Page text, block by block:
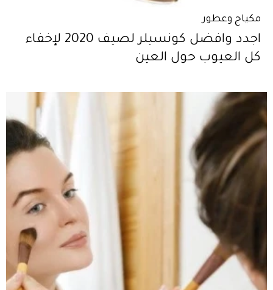
مكياج وعطور
اجدد وافضل كونسيلر لصيف 2020 لإخفاء
كل العيوب حول العين